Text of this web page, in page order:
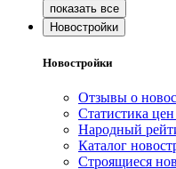
Новостройки
Новостройки
Отзывы о
Статистика
Народный
Каталог
Строящиеся